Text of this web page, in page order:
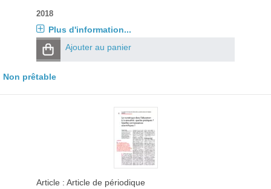
2018
Plus d'information...
Ajouter au panier
Non prêtable
Article : Article de périodique